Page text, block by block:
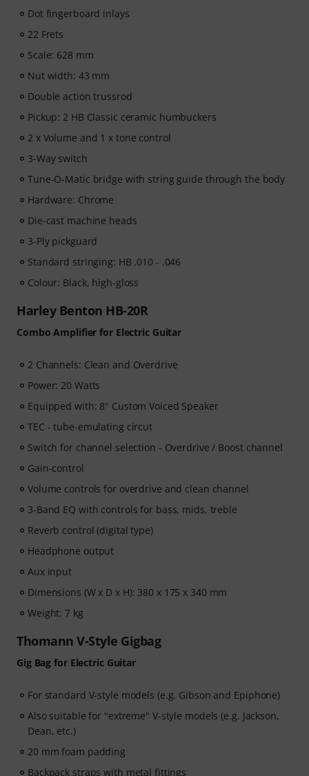
Dot fingerboard inlays
22 Frets
Scale: 628 mm
Nut width: 43 mm
Double action trussrod
Pickup: 2 HB Classic ceramic humbuckers
2 x Volume and 1 x tone control
3-Way switch
Tune-O-Matic bridge with string guide through the body
Hardware: Chrome
Die-cast machine heads
3-Ply pickguard
Standard stringing: HB .010 - .046
Colour: Black, high-gloss
Harley Benton HB-20R
Combo Amplifier for Electric Guitar
2 Channels: Clean and Overdrive
Power: 20 Watts
Equipped with: 8" Custom Voiced Speaker
TEC - tube-emulating circut
Switch for channel selection - Overdrive / Boost channel
Gain-control
Volume controls for overdrive and clean channel
3-Band EQ with controls for bass, mids, treble
Reverb control (digital type)
Headphone output
Aux input
Dimensions (W x D x H): 380 x 175 x 340 mm
Weight: 7 kg
Thomann V-Style Gigbag
Gig Bag for Electric Guitar
For standard V-style models (e.g. Gibson and Epiphone)
Also suitable for "extreme" V-style models (e.g. Jackson,
Dean, etc.)
20 mm foam padding
Backpack straps with metal fittings